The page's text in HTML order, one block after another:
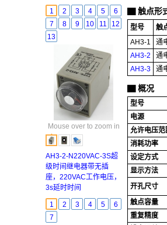
1 2 3 4 5
6
7
8 9 10 11
12
13
Mouse over to zoom in
AH3-2-N220VAC-3S超
级时间继电器带无插
座，220VAC工作电压，
3s延时时间
1 2 3 4 5
6
7
触点形
型号
触
AH3-1
通
AH3-2
通
AH3-3
通
概况
型号
电源
允许电压范
消耗功率
设定方式
显示方法
开孔尺寸
触点容量
重复精度